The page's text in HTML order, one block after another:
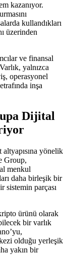
kazanıyor.
kullandıkları
üzerinden
ve finansal
yalnızca
operasyonel
inşa
Dijital
yönelik
Group,
menkul
daha birleşik bir
sistemin parçası
ürünü olarak
bir varlık
olduğu yerleşik
yakın bir